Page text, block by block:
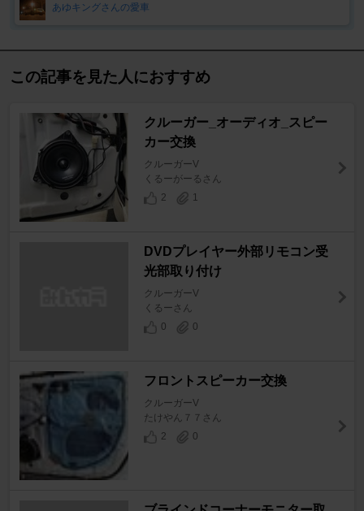
あゆキングさんの愛車
この記事を見た人におすすめ
クルーガー_オーディオ_スピー
カー交換
クルーガーV
くるーがーるさん
2
1
DVDプレイヤー外部リモコン受
光部取り付け
クルーガーV
くるーさん
0
0
フロントスピーカー交換
クルーガーV
たけやん７７さん
2
0